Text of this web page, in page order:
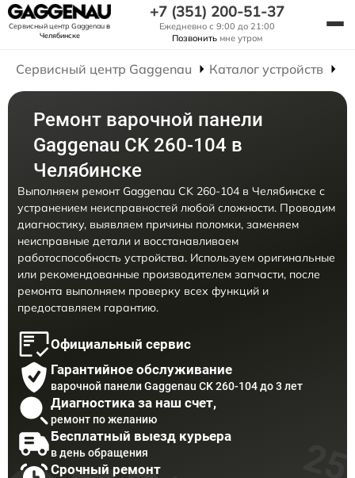
Сервисный центр Gaggenauв
Челябинске
+7 (351) 200-51-37
Ежедневно с 9:00 до 21:00
Позвонить мне утром
Сервисный центр Gaggenau Каталог устройств
Ремонт варочной панели
Gaggenau CK 260-104 в
Челябинске
Выполняем ремонт Gaggenau CK 260-104 в Челябинске с
устранением неисправностей любой сложности. Проводим
диагностику, выявляем причины поломки, заменяем
неисправные детали и восстанавливаем
работоспособность устройства. Используем оригинальные
или рекомендованные производителем запчасти, после
ремонта выполняем проверку всех функций и
предоставляем гарантию.
Официальный сервис
Гарантийное обслуживание
варочной панели Gaggenau CK 260-104 до 3 лет
Диагностика за наш счет,
ремонт по желанию
Бесплатный выезд курьера
в день обращения
Срочный ремонт